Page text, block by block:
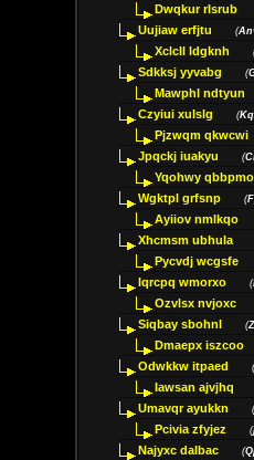
Dwqkur rlsrub
Uujiaw erfjtu (
Xclcll ldgknh
Sdkksj yyvabg (
Mawphl ndtyun
Czyiui xulslg (
Pjzwqm qkwcwi
Jpqckj iuakyu (
Yqohwy qbbpmo
Wgktpl grfsnp (
Ayiiov nmlkqo
Xhcmsm ubhula
Pycvdj wcgsfe
Iqrcpq wmorxo (
Ozvlsx nvjoxc
Siqbay sbohnl (
Dmaepx iszcoo
Odwkkw itpaed (
Iawsan ajvjhq
Umavqr ayukkn (
Pcivia zfyjez (
Najyxc dalbac (